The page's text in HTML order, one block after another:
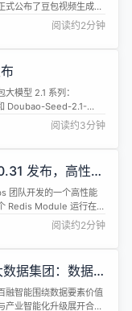
式公布了豆包视频生成模
目前处于全球企业内测阶
线。 据现场介绍，
力上实现突破： 单条视
次直接突...
阅读约2分钟
模型 2.1 系列：
Doubao-Seed-2.1-
和 Agent 任务的首
上线火山方舟。 据介绍，
的旗舰模型，也是当前
阅读约3分钟
发布，高性能
团队开发的一个高性能
Redis Module 运行在
现已发布，这是
护版本。更新紧迫性为:
，否则无需升级。 错误
阅读约2分钟
据集团：数据
走向结果交付
融智能围绕数据要素价值
产业智能化升级展开合作